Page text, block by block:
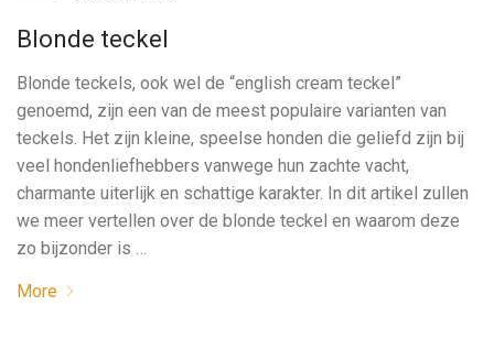
Blonde teckel
Blonde teckels, ook wel de “english cream teckel”
genoemd, zijn een van de meest populaire varianten van
teckels. Het zijn kleine, speelse honden die geliefd zijn bij
veel hondenliefhebbers vanwege hun zachte vacht,
charmante uiterlijk en schattige karakter. In dit artikel zullen
we meer vertellen over de blonde teckel en waarom deze
zo bijzonder is …
More